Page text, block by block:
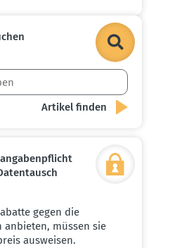
gegen die
anbieten, müssen sie
ausweisen.